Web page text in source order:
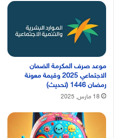
موعد صرف المكرمة الضمان
الاجتماعي 2025 وقيمة معونة
رمضان 1446 (تحديث)
18 مارس, 2025